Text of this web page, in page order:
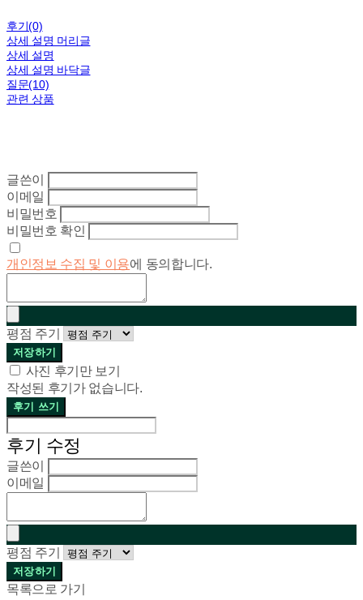
후기(0)
상세 설명 머리글
상세 설명
상세 설명 바닥글
질문(10)
관련 상품
글쓴이
이메일
비밀번호
비밀번호 확인
개인정보 수집 및 이용에 동의합니다.
평점 주기
저장하기
사진 후기만 보기
작성된 후기가 없습니다.
후기 쓰기
후기 수정
글쓴이
이메일
평점 주기
저장하기
목록으로 가기